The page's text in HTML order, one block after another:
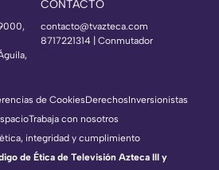
CONTACTO
contacto@tvazteca.com
8717221314 | Conmutador
de CookiesDerechosInversionistas
Trabaja con nosotros
integridad y cumplimiento
de Ética de Televisión Azteca III y